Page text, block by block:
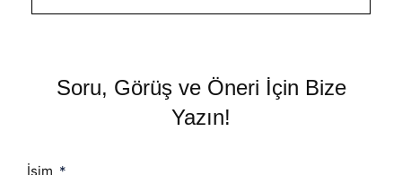
Soru, Görüş ve Öneri İçin Bize
Yazın!
İsim